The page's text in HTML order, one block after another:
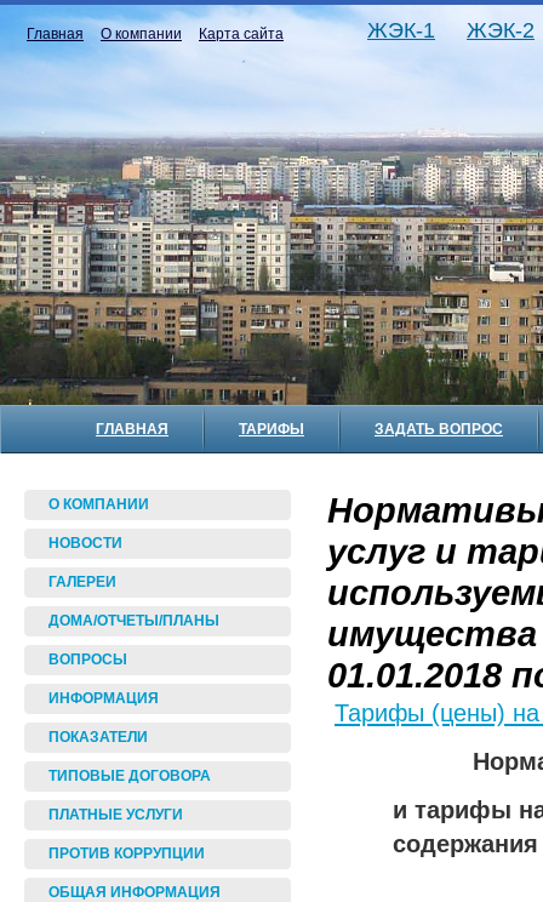
Главная О компании Карта сайта ЖЭК-1 ЖЭК-2
ГЛАВНАЯ ТАРИФЫ ЗАДАТЬ ВОПРОС
О КОМПАНИИ
НОВОСТИ
ГАЛЕРЕИ
ДОМА/ОТЧЕТЫ/ПЛАНЫ
ВОПРОСЫ
ИНФОРМАЦИЯ
ПОКАЗАТЕЛИ
ТИПОВЫЕ ДОГОВОРА
ПЛАТНЫЕ УСЛУГИ
ПРОТИВ КОРРУПЦИИ
ОБЩАЯ ИНФОРМАЦИЯ
услуг и
имущества
01.01.2018
Тарифы (цены) на
и тарифы